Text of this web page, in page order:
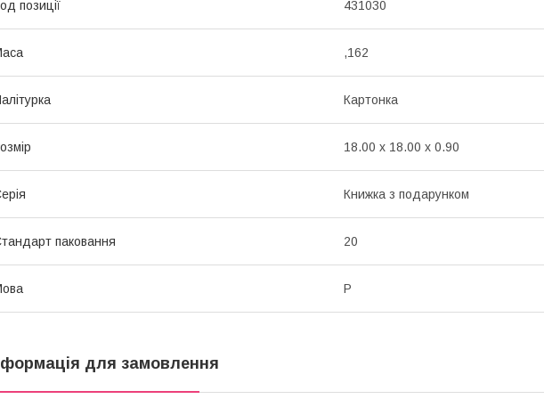
позиції 431030
,162
Картонка
18.00 x 18.00 x 0.90
Книжка з подарунком
паковання 20
Р
для замовлення